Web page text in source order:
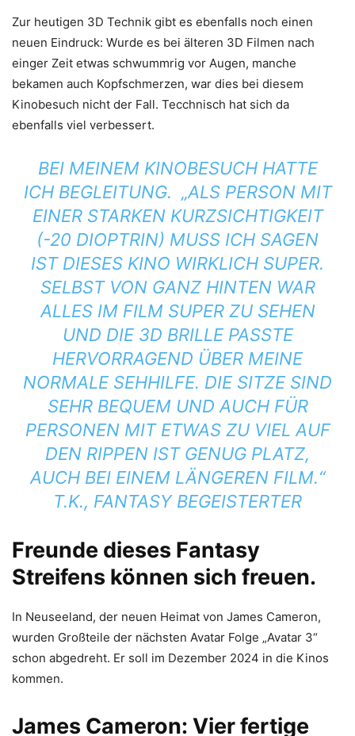
Zur heutigen 3D Technik gibt es ebenfalls noch einen
neuen Eindruck: Wurde es bei älteren 3D Filmen nach
einger Zeit etwas schwummrig vor Augen, manche
bekamen auch Kopfschmerzen, war dies bei diesem
Kinobesuch nicht der Fall. Tecchnisch hat sich da
ebenfalls viel verbessert.
BEI MEINEM KINOBESUCH HATTE
ICH BEGLEITUNG. „ALS PERSON MIT
EINER STARKEN KURZSICHTIGKEIT
(-20 DIOPTRIN) MUSS ICH SAGEN
IST DIESES KINO WIRKLICH SUPER.
SELBST VON GANZ HINTEN WAR
ALLES IM FILM SUPER ZU SEHEN
UND DIE 3D BRILLE PASSTE
HERVORRAGEND ÜBER MEINE
NORMALE SEHHILFE. DIE SITZE SIND
SEHR BEQUEM UND AUCH FÜR
PERSONEN MIT ETWAS ZU VIEL AUF
DEN RIPPEN IST GENUG PLATZ,
AUCH BEI EINEM LÄNGEREN FILM.“
T.K., FANTASY BEGEISTERTER
Freunde dieses Fantasy
Streifens können sich freuen.
In Neuseeland, der neuen Heimat von James Cameron,
wurden Großteile der nächsten Avatar Folge „Avatar 3“
schon abgedreht. Er soll im Dezember 2024 in die Kinos
kommen.
James Cameron: Vier fertige